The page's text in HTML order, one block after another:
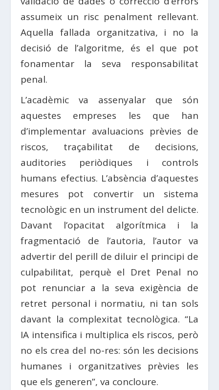
assumeix un risc penalment rellevant.
Aquella fallada organitzativa, i no la
decisió de l’algoritme, és el que pot
fonamentar la seva responsabilitat
penal.
L’acadèmic va assenyalar que són
aquestes empreses les que han
d’implementar avaluacions prèvies de
riscos, traçabilitat de decisions,
auditories periòdiques i controls
humans efectius. L’absència d’aquestes
mesures pot convertir un sistema
tecnològic en un instrument del delicte.
Davant l’opacitat algorítmica i la
fragmentació de l’autoria, l’autor va
advertir del perill de diluir el principi de
culpabilitat, perquè el Dret Penal no
pot renunciar a la seva exigència de
retret personal i normatiu, ni tan sols
davant la complexitat tecnològica. “La
IA intensifica i multiplica els riscos, però
no els crea del no-res: són les decisions
humanes i organitzatives prèvies les
que els generen”, va concloure.